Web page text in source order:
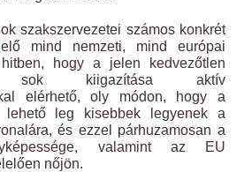
szakszervezetei számos konkrét
mind nemzeti, mind európai
hogy a jelen kedvezőtlen
sok kiigazítása aktív
elérhető, oly módon, hogy a
leg kisebbek legyenek a
és ezzel párhuzamosan a
valamint az EU
nőjön.